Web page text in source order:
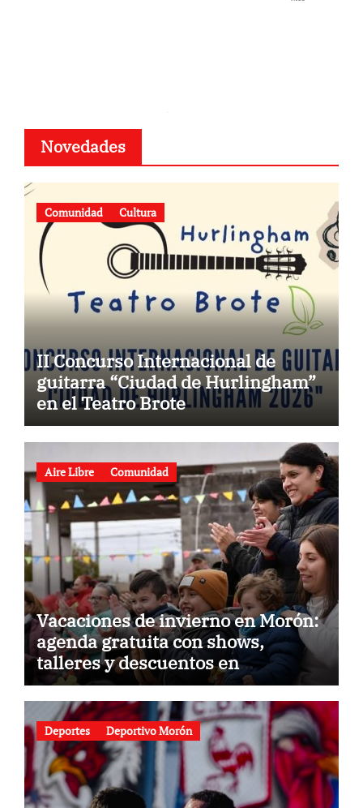
Novedades
Comunidad Cultura
II Concurso Internacional de
guitarra “Ciudad de Hurlingham”
en el Teatro Brote
Aire Libre Comunidad
Vacaciones de invierno en Morón:
agenda gratuita con shows,
talleres y descuentos en
gastronomía
Deportes Deportivo Morón